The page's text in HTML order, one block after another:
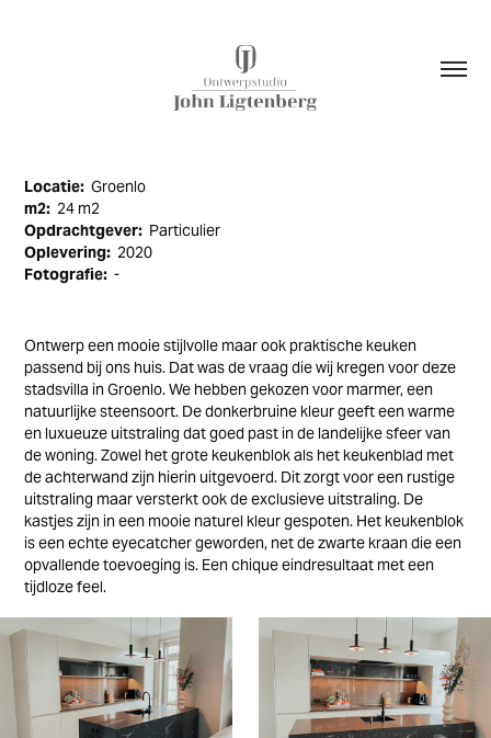
Locatie:Groenlo
m2:24 m2
Opdrachtgever: Particulier
Oplevering: 2020
Fotografie:-
Ontwerp een mooie stijlvolle maar ook praktische keuken
passend bij ons huis. Dat was de vraag die wij kregen voor deze
stadsvilla in Groenlo.We hebben gekozen voor marmer, een
natuurlijke steensoort. De donkerbruine kleur geeft een warme
en luxueuze uitstraling dat goed past in de landelijke sfeer van
de woning.Zowel het grote keukenblok als het keukenblad met
de achterwand zijn hierin uitgevoerd. Dit zorgt voor een rustige
uitstraling maar versterkt ook de exclusieve uitstraling. De
kastjes zijn in een mooie naturel kleur gespoten. Het keukenblok
is een echte eyecatcher geworden, net de zwarte kraan die een
opvallende toevoeging is. Een chique eindresultaat met een
tijdloze feel.